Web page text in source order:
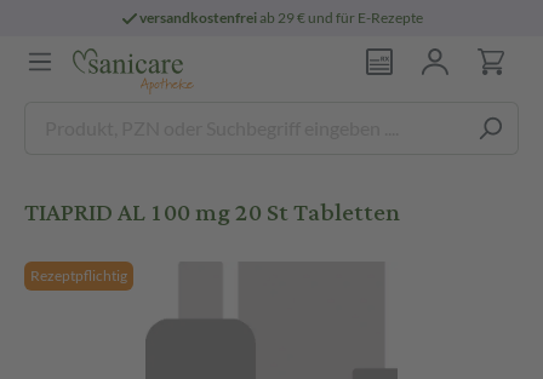
versandkostenfreiab 29 € und für E-Rezepte
TIAPRID AL 100 mg 20 St Tabletten
Rezeptpflichtig